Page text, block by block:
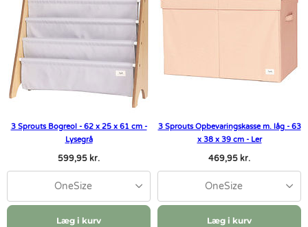
3 Sprouts Bogreol - 62 x 25 x 61 cm -
Lysegrå
599,95 kr.
OneSize
Læg i kurv
3 Sprouts Opbevaringskasse m. låg - 63
x 38 x 39 cm - Ler
469,95 kr.
OneSize
Læg i kurv